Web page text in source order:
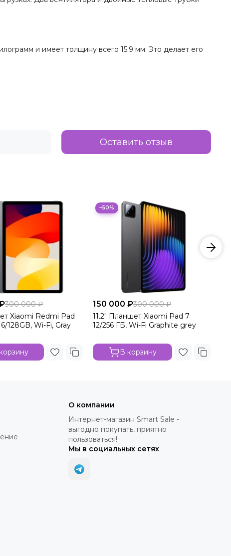
и имеет толщину всего 15.9 мм. Это делает его
Оставить отзыв
300 000 ₽
Xiaomi Redmi Pad
128GB, Wi-Fi, Gray
−50%
150 000 ₽300 000 ₽
11.2" Планшет Xiaomi Pad 7
12/256 ГБ, Wi-Fi Graphite grey
В корзину
О компании
Интернет-магазин Smart Sale -
выгодно покупать, приятно
пользоваться!
Мы в социальных сетях